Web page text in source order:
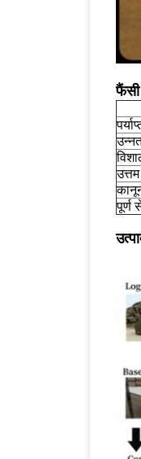
फैंसी
पूर्ण